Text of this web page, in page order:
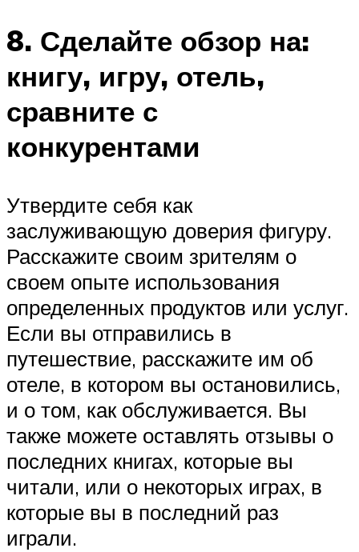
8. Сделайте обзор на:
книгу, игру, отель,
сравните с
конкурентами
Утвердите себя как
заслуживающую доверия фигуру.
Расскажите своим зрителям о
своем опыте использования
определенных продуктов или услуг.
Если вы отправились в
путешествие, расскажите им об
отеле, в котором вы остановились,
и о том, как обслуживается. Вы
также можете оставлять отзывы о
последних книгах, которые вы
читали, или о некоторых играх, в
которые вы в последний раз
играли.